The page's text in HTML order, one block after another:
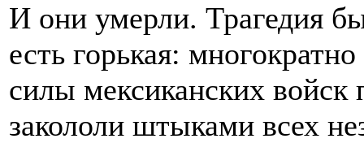
И они умерли. Трагедия
есть горькая:
силы мексиканских войск
закололи штыками всех